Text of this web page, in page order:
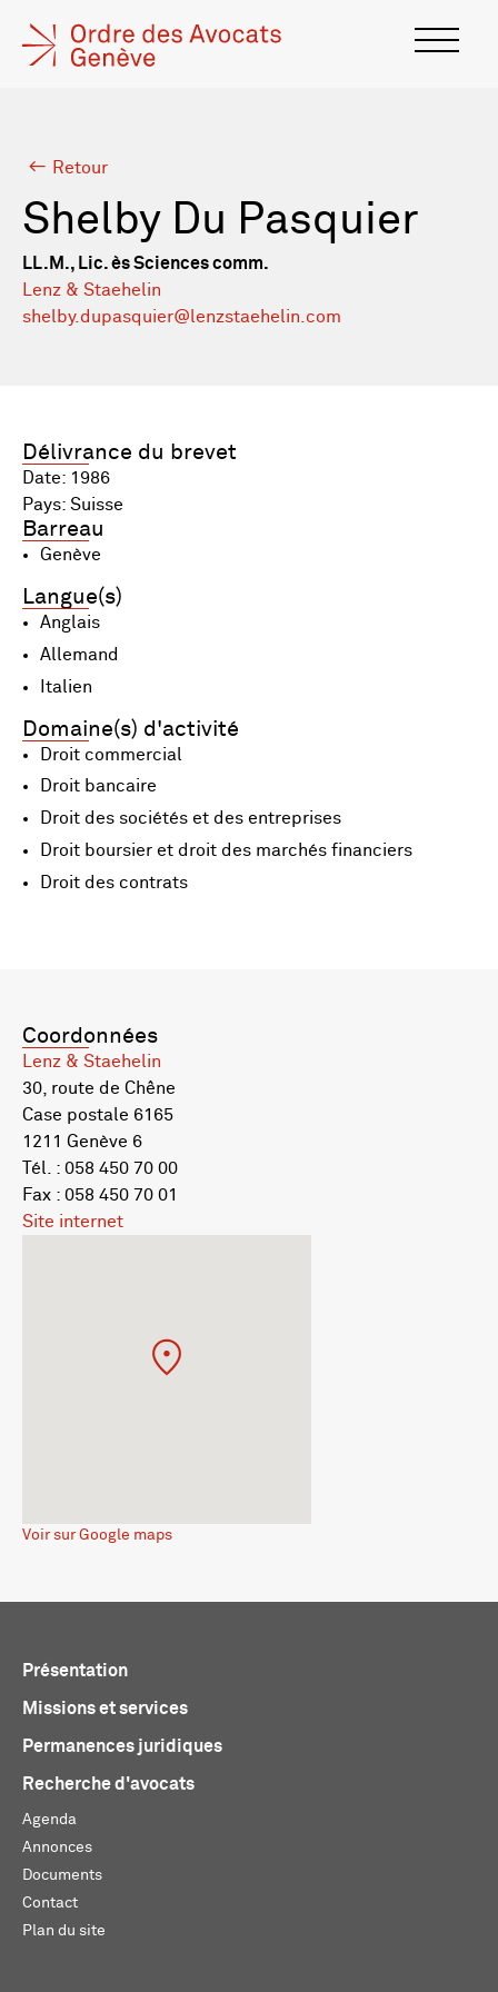
Retour
Shelby Du Pasquier
LL.M., Lic. ès Sciences comm.
Lenz & Staehelin
shelby.dupasquier@lenzstaehelin.com
Délivrance du brevet
Date: 1986
Pays: Suisse
Barreau
Genève
Langue(s)
Anglais
Allemand
Italien
Domaine(s) d'activité
Droit commercial
Droit bancaire
Droit des sociétés et des entreprises
Droit boursier et droit des marchés financiers
Droit des contrats
Coordonnées
Lenz & Staehelin
30, route de Chêne
Case postale 6165
1211 Genève 6
Tél. : 058 450 70 00
Fax : 058 450 70 01
Site internet
Voir sur Google maps
Présentation
Missions et services
Permanences juridiques
Recherche d'avocats
Agenda
Annonces
Documents
Contact
Plan du site